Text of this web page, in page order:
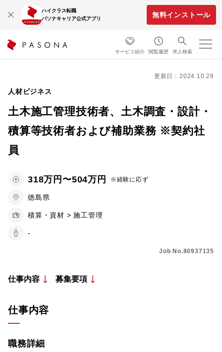
ハイクラス転職
パソナキャリア公式アプリ
無料インストール
サービス紹介 閲覧履歴 求人検索
更新日：2024.10.28
人材ビジネス
土木施工管理技術者、土木調査・設計・
積算等技術者および補助業務 ※契約社
員
318万円〜504万円 ※経験に応ず
徳島県
積算・資材 > 施工管理
-
Job No.80937135
仕事内容 募集要項
仕事内容
職務詳細